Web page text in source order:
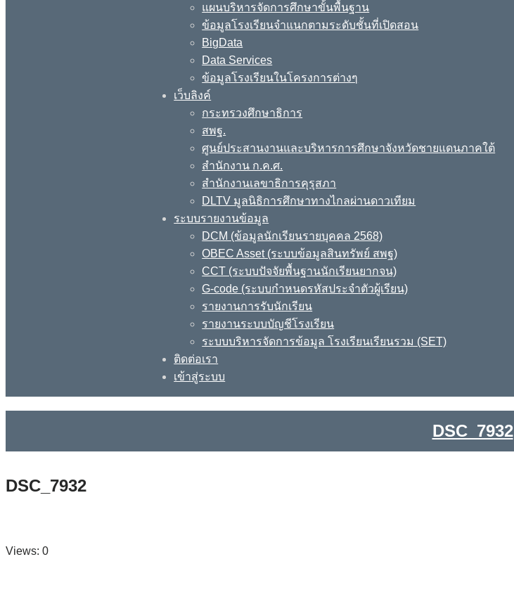
แผนบริหารจัดการศึกษาขั้นพื้นฐาน
ข้อมูลโรงเรียนจำแนกตามระดับชั้นที่เปิดสอน
BigData
Data Services
ข้อมูลโรงเรียนในโครงการต่างๆ
เว็บลิงค์
กระทรวงศึกษาธิการ
สพฐ.
ศูนย์ประสานงานและบริหารการศึกษาจังหวัดชายแดนภาคใต้
สำนักงาน ก.ค.ศ.
สำนักงานเลขาธิการคุรุสภา
DLTV มูลนิธิการศึกษาทางไกลผ่านดาวเทียม
ระบบรายงานข้อมูล
DCM (ข้อมูลนักเรียนรายบุคคล 2568)
OBEC Asset (ระบบข้อมูลสินทรัพย์ สพฐ)
CCT (ระบบปัจจัยพื้นฐานนักเรียนยากจน)
G-code (ระบบกำหนดรหัสประจำตัวผู้เรียน)
รายงานการรับนักเรียน
รายงานระบบบัญชีโรงเรียน
ระบบบริหารจัดการข้อมูล โรงเรียนเรียนรวม (SET)
ติดต่อเรา
เข้าสู่ระบบ
DSC_7932
DSC_7932
Views: 0